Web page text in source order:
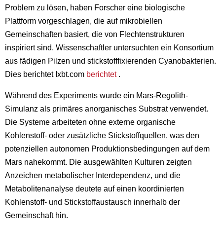
Problem zu lösen, haben Forscher eine biologische
Plattform vorgeschlagen, die auf mikrobiellen
Gemeinschaften basiert, die von Flechtenstrukturen
inspiriert sind. Wissenschaftler untersuchten ein Konsortium
aus fädigen Pilzen und stickstofffixierenden Cyanobakterien.
Dies berichtet Ixbt.com berichtet.
Während des Experiments wurde ein Mars-Regolith-
Simulanz als primäres anorganisches Substrat verwendet.
Die Systeme arbeiteten ohne externe organische
Kohlenstoff- oder zusätzliche Stickstoffquellen, was den
potenziellen autonomen Produktionsbedingungen auf dem
Mars nahekommt. Die ausgewählten Kulturen zeigten
Anzeichen metabolischer Interdependenz, und die
Metabolitenanalyse deutete auf einen koordinierten
Kohlenstoff- und Stickstoffaustausch innerhalb der
Gemeinschaft hin.